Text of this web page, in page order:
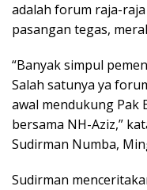
adalah forum raja-
pasangan tegas,
“Banyak simpul
Salah satunya ya
awal mendukung Pak
bersama NH-Aziz,”
Sudirman Numba,
Sudirman